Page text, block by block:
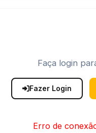
Faça login
Fazer Login
Erro de